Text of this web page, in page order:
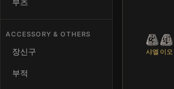
부츠
ACCESSORY & OTHERS
장신구
부적
샤엘 이오